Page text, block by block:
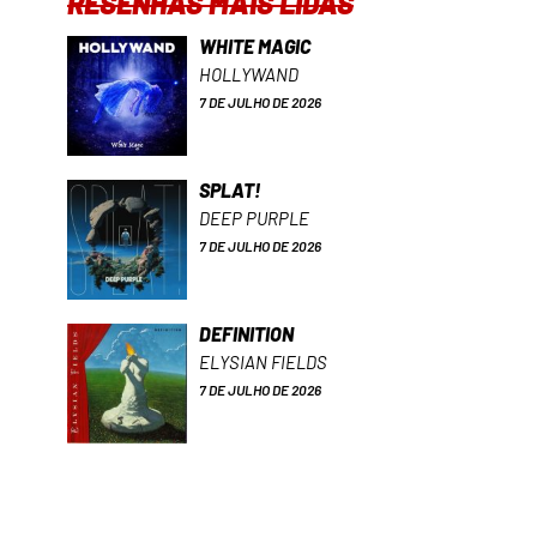
WHITE MAGIC
HOLLYWAND
7 DE JULHO DE 2026
SPLAT!
DEEP PURPLE
7 DE JULHO DE 2026
DEFINITION
ELYSIAN FIELDS
7 DE JULHO DE 2026